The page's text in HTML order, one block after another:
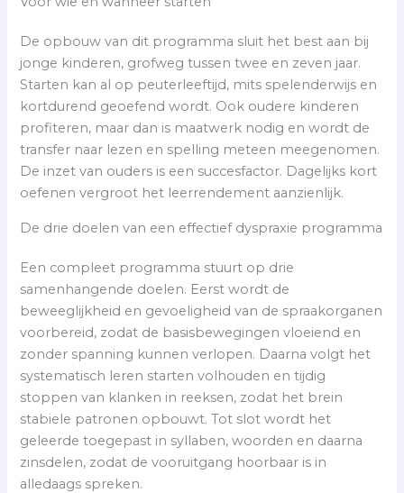
De opbouw van dit programma sluit het best aan bij
jonge kinderen, grofweg tussen twee en zeven jaar.
Starten kan al op peuterleeftijd, mits spelenderwijs en
kortdurend geoefend wordt. Ook oudere kinderen
profiteren, maar dan is maatwerk nodig en wordt de
transfer naar lezen en spelling meteen meegenomen.
De inzet van ouders is een succesfactor. Dagelijks kort
oefenen vergroot het leerrendement aanzienlijk.
De drie doelen van een effectief dyspraxie programma
Een compleet programma stuurt op drie
samenhangende doelen. Eerst wordt de
beweeglijkheid en gevoeligheid van de spraakorganen
voorbereid, zodat de basisbewegingen vloeiend en
zonder spanning kunnen verlopen. Daarna volgt het
systematisch leren starten volhouden en tijdig
stoppen van klanken in reeksen, zodat het brein
stabiele patronen opbouwt. Tot slot wordt het
geleerde toegepast in syllaben, woorden en daarna
zinsdelen, zodat de vooruitgang hoorbaar is in
alledaags spreken.